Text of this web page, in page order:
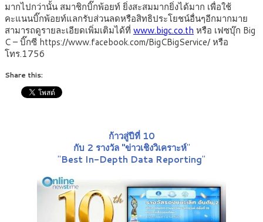
มากไปกว่านั้น สมาชิกบิ๊กพ้อยท์ ยิ่งสะสมมากยิ่งได้มาก เพื่อใช้
คะแนนบิ๊กพ้อยท์แลกรับส่วนลดหรือสิทธิประโยชน์อื่นๆอีกมากมาย
สามารถดูรายละเอียดเพิ่มเติมได้ที่ www.bigc.co.th หรือ เฟซบุ๊ก Big
C – บิ๊กซี https://www.facebook.com/BigCBigService/ หรือ
โทร.1756
Share this:
ก้าวสู่ปีที่ 10
กับ 2 รางวัล "ข่าวเชิงวิเคราะห์"
"Best In-Depth Data Reporting"